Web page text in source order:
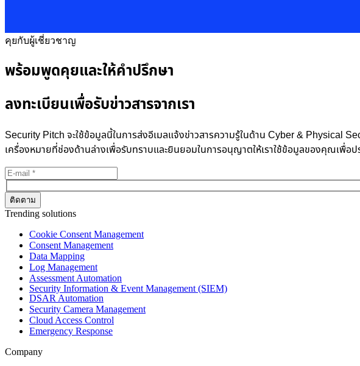
คุยกับผู้เชี่ยวชาญ
พร้อมพูดคุยและให้คำปรึกษา
ลงทะเบียนเพื่อรับข่าวสารจากเรา
Security Pitch จะใช้ข้อมูลนี้ในการส่งอีเมลแจ้งข่าวสารความรู้ในด้าน Cyber & Physical
เครื่องหมายที่ช่องด้านล่างเพื่อรับทราบและยินยอมในการอนุญาตให้เราใช้ข้อมูลของคุณเพื่อ
Trending solutions
Cookie Consent Management
Consent Management
Data Mapping
Log Management
Assessment Automation
Security Information & Event Management (SIEM)
DSAR Automation
Security Camera Management
Cloud Access Control
Emergency Response
Company